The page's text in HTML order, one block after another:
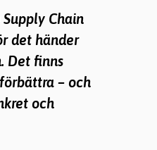
Chain
det händer
Det finns
– och
och